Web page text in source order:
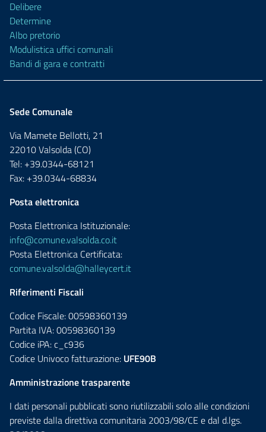
Delibere
Determine
Albo pretorio
Modulistica uffici comunali
Bandi di gara e contratti
Sede Comunale
Via Mamete Bellotti, 21
22010 Valsolda (CO)
Tel: +39.0344-68121
Fax: +39.0344-68834
Posta elettronica
Posta Elettronica Istituzionale:
info@comune.valsolda.co.it
Posta Elettronica Certificata:
comune.valsolda@halleycert.it
Riferimenti Fiscali
Codice Fiscale: 00598360139
Partita IVA: 00598360139
Codice iPA: c_c936
Codice Univoco fatturazione: UFE90B
Amministrazione trasparente
I dati personali pubblicati sono riutilizzabili solo alle condizioni
previste dalla direttiva comunitaria 2003/98/CE e dal d.lgs.